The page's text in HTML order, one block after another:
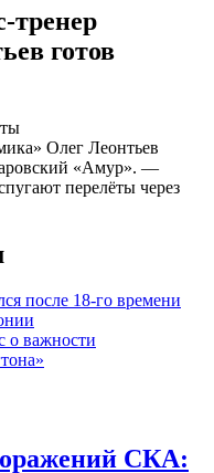
тренер
готов
Олег Леонтьев
«Амур». —
перелёты через
после 18-го времени
о важности
СКА: